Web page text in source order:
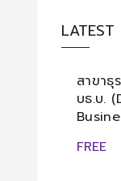
LATEST
สาขาธุ
บธ.บ.
FREE